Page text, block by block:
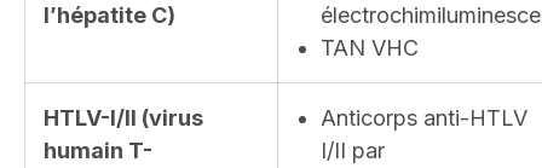
l’hépatite C)
TAN VHC
HTLV-I/II (virus
humain T-
Anticorps anti-HTLV
I/II par